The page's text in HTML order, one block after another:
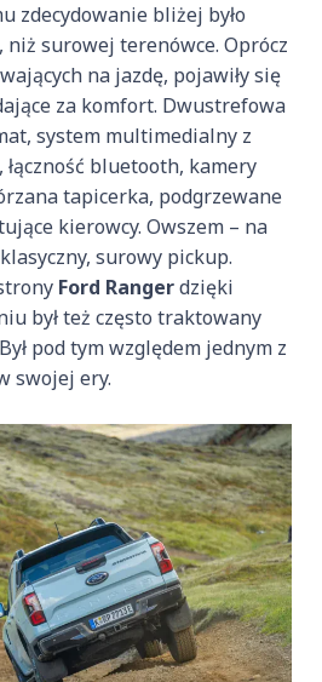
zdecydowanie bliżej było
niż surowej terenówce. Oprócz
na jazdę, pojawiły się
za komfort. Dwustrefowa
system multimedialny z
bluetooth, kamery
tapicerka, podgrzewane
kierowcy. Owszem – na
surowy pickup.
Ford Rangerdzięki
był też często traktowany
pod tym względem jednym z
swojej ery.